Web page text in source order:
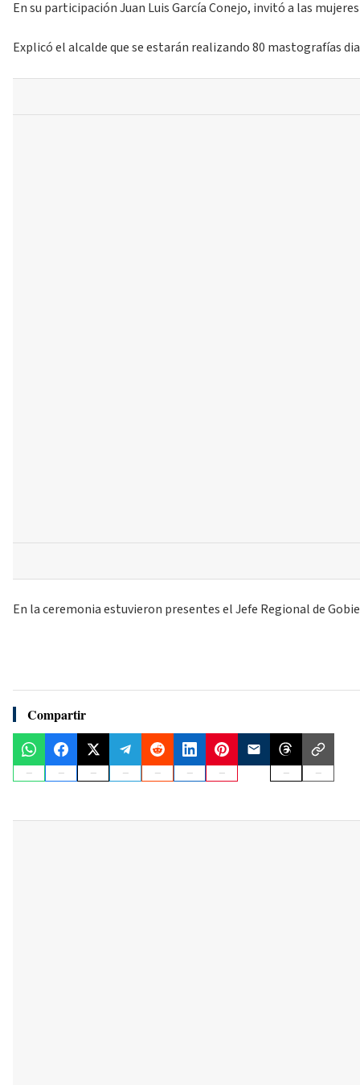
En su participación Juan Luis García Conejo, invitó a las
Explicó el alcalde que se estarán realizando 80 mastografías
En la ceremonia estuvieron presentes el Jefe Regional de
Compartir